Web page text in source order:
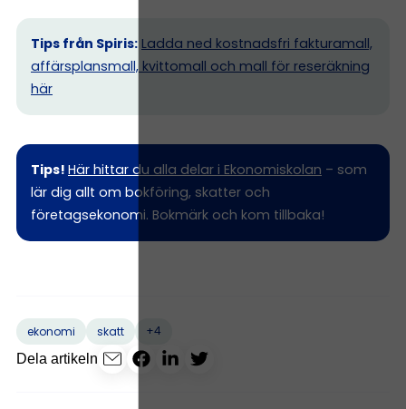
Tips från Spiris: Ladda ned kostnadsfri fakturamall,
affärsplansmall, kvittomall och mall för reseräkning
här
Tips! Här hittar du alla delar i Ekonomiskolan – som
lär dig allt om bokföring, skatter och
företagsekonomi. Bokmärk och kom tillbaka!
ekonomi skatt
+4
Dela artikeln